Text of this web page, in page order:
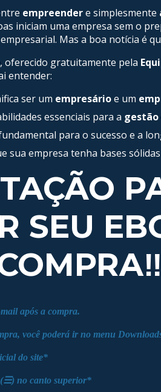
empreendere simplesmente
iniciam uma empresa sem o
Mas a boa notícia é
oferecido gratuitamente pela
entender:
ser um empresárioe um
essenciais para a gestão
para o sucesso e a
sua empresa tenha bases
SEU
após a compra.
você poderá ir no menu
do site*
no canto superior*